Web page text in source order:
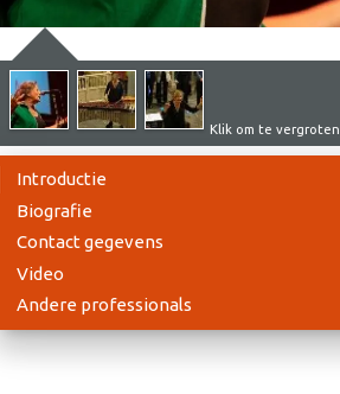
Klik om te vergroten
Introductie
Biografie
Contact gegevens
Video
Andere professionals